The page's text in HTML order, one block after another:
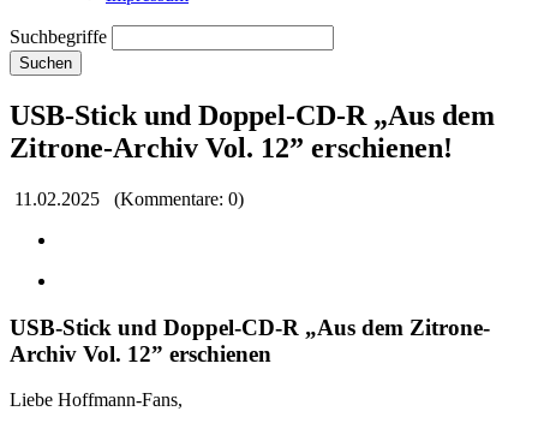
Suchbegriffe
Suchen
USB-Stick und Doppel-CD-R „Aus dem
Zitrone-Archiv Vol. 12” erschienen!
11.02.2025 (Kommentare: 0)
USB-Stick und Doppel-CD-R „Aus dem Zitrone-
Archiv Vol. 12” erschienen
Liebe Hoffmann-Fans,